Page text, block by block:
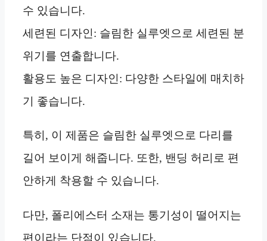
수 있습니다.
세련된 디자인: 슬림한 실루엣으로 세련된 분
위기를 연출합니다.
활용도 높은 디자인: 다양한 스타일에 매치하
기 좋습니다.
특히, 이 제품은 슬림한 실루엣으로 다리를
길어 보이게 해줍니다. 또한, 밴딩 허리로 편
안하게 착용할 수 있습니다.
다만, 폴리에스터 소재는 통기성이 떨어지는
편이라는 단점이 있습니다.